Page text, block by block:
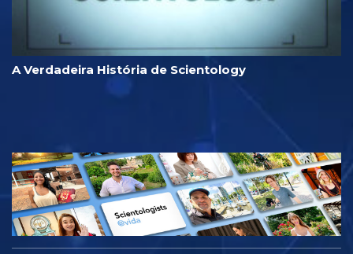
A Verdadeira História de Scientology